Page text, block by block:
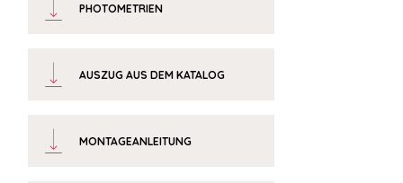
PHOTOMETRIEN
AUSZUG AUS DEM KATALOG
MONTAGEANLEITUNG